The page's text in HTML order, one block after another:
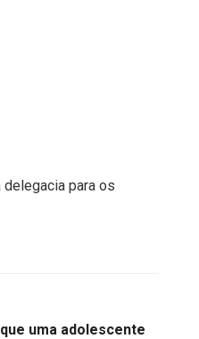
para os
uma adolescente